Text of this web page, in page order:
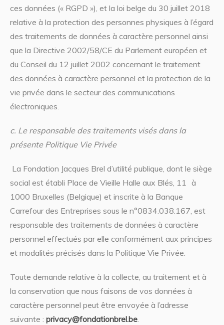
ces données (« RGPD »), et la loi belge du 30 juillet 2018
relative à la protection des personnes physiques à l’égard
des traitements de données à caractère personnel ainsi
que la Directive 2002/58/CE du Parlement européen et
du Conseil du 12 juillet 2002 concernant le traitement
des données à caractère personnel et la protection de la
vie privée dans le secteur des communications
électroniques.
c. Le responsable des traitements visés dans la
présente Politique Vie Privée
La Fondation Jacques Brel d’utilité publique, dont le siège
social est établi Place de Vieille Halle aux Blés, 11 à
1000 Bruxelles (Belgique) et inscrite à la Banque
Carrefour des Entreprises sous le n°0834.038.167, est
responsable des traitements de données à caractère
personnel effectués par elle conformément aux principes
et modalités précisés dans la Politique Vie Privée.
Toute demande relative à la collecte, au traitement et à
la conservation que nous faisons de vos données à
caractère personnel peut être envoyée à l’adresse
suivante : privacy@fondationbrel.be.